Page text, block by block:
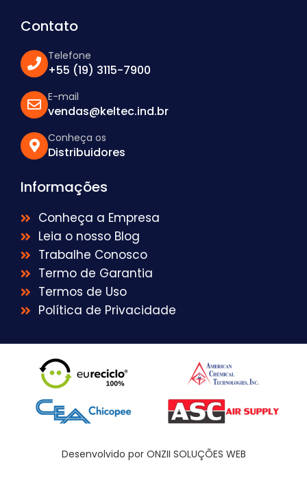
Contato
Telefone
+55 (19) 3115-7900
E-mail
vendas@keltec.ind.br
Conheça os
Distribuidores
Informações
Conheça a Empresa
Leia o nosso Blog
Trabalhe Conosco
Termo de Garantia
Termos de Uso
Política de Privacidade
Desenvolvido por ONZII SOLUÇÕES WEB